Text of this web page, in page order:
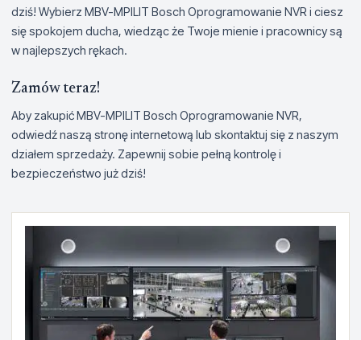
dziś! Wybierz MBV-MPILIT Bosch Oprogramowanie NVR i ciesz
się spokojem ducha, wiedząc że Twoje mienie i pracownicy są
w najlepszych rękach.
Zamów teraz!
Aby zakupić MBV-MPILIT Bosch Oprogramowanie NVR,
odwiedź naszą stronę internetową lub skontaktuj się z naszym
działem sprzedaży. Zapewnij sobie pełną kontrolę i
bezpieczeństwo już dziś!